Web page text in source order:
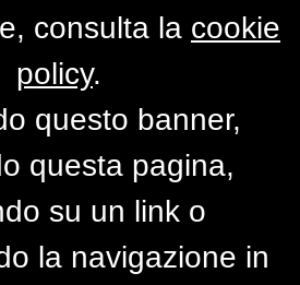
di Sperlonga
CARPAS
consulta la cookie
policy.
questo banner,
questa pagina,
su un link o
la navigazione in